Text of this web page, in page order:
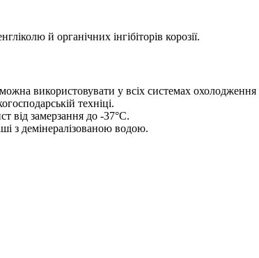
й органічних інгібіторів корозії.
використовувати у всіх системах охолодження
техніці.
від замерзання до -37°C.
з демінералізованою водою.